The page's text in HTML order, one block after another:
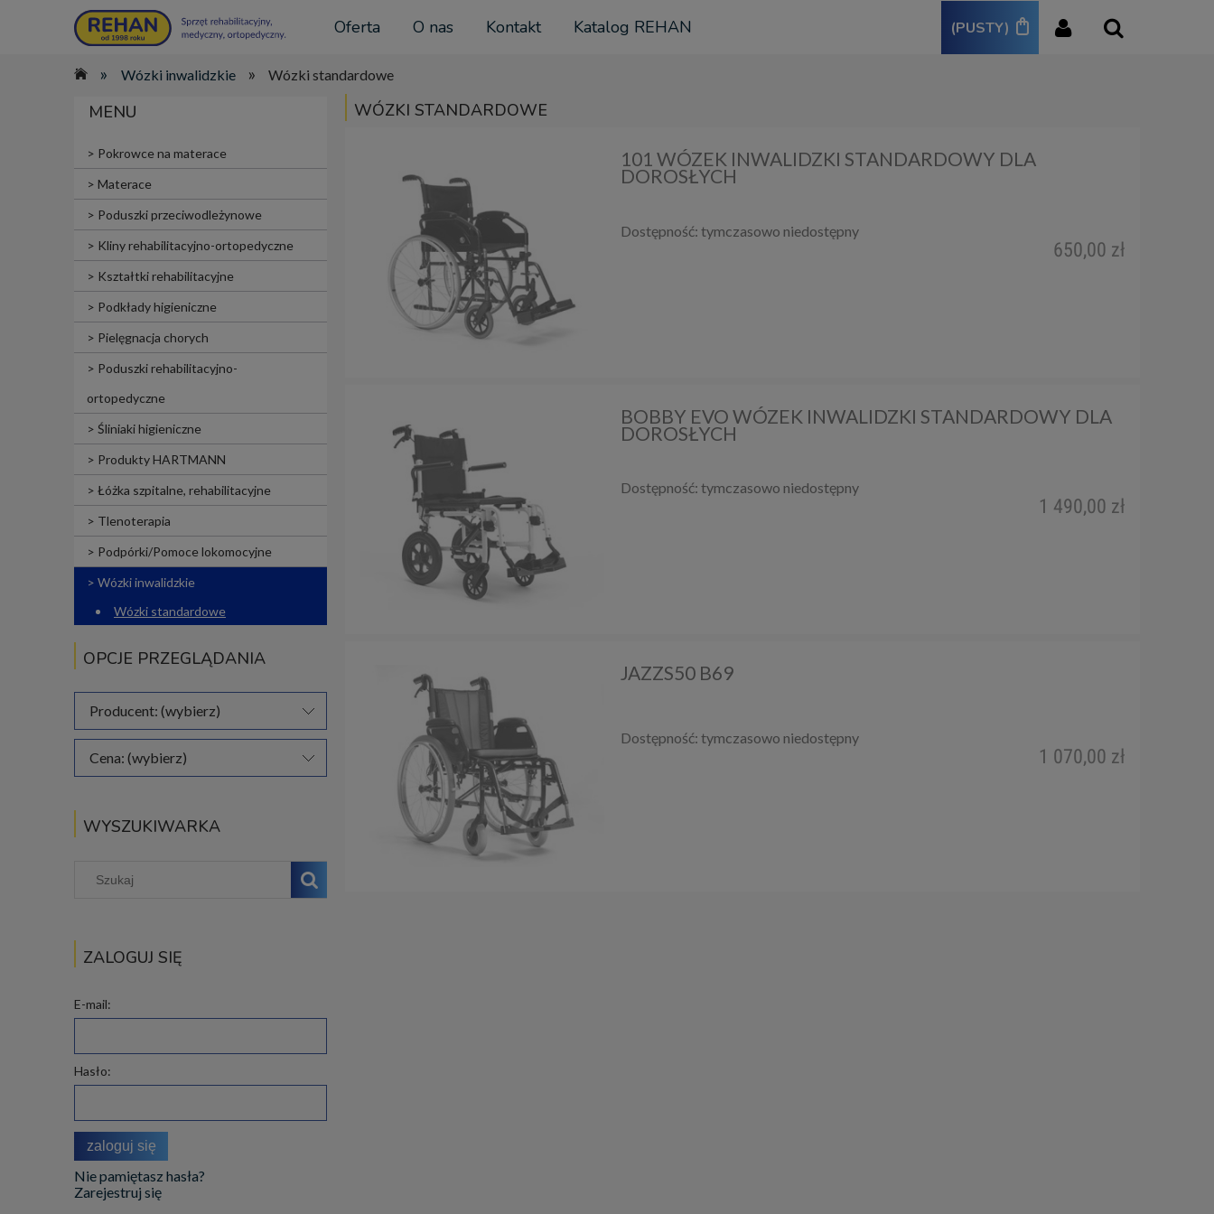
(PUSTY)
Oferta O nas Kontakt Katalog REHAN
» Wózki inwalidzkie » Wózki standardowe
MENU
Pokrowce na materace
Materace
Poduszki przeciwodleżynowe
Kliny rehabilitacyjno-ortopedyczne
Kształtki rehabilitacyjne
Podkłady higieniczne
Pielęgnacja chorych
Poduszki rehabilitacyjno-
ortopedyczne
Śliniaki higieniczne
Produkty HARTMANN
Łóżka szpitalne, rehabilitacyjne
Tlenoterapia
Podpórki/Pomoce lokomocyjne
Wózki inwalidzkie
Wózki standardowe
OPCJE PRZEGLĄDANIA
Producent: (wybierz)
Cena: (wybierz)
WYSZUKIWARKA
ZALOGUJ SIĘ
E-mail:
Hasło:
zaloguj się
Nie pamiętasz hasła?
Zarejestruj się
WÓZKI STANDARDOWE
101 WÓZEK INWALIDZKI STANDARDOWY DLA
DOROSŁYCH
Dostępność: tymczasowo niedostępny
650,00 zł
BOBBY EVO WÓZEK INWALIDZKI STANDARDOWY DLA
DOROSŁYCH
Dostępność: tymczasowo niedostępny
1 490,00 zł
JAZZS50 B69
Dostępność: tymczasowo niedostępny
1 070,00 zł